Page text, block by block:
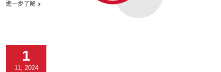
進一步了解
1
11, 2024